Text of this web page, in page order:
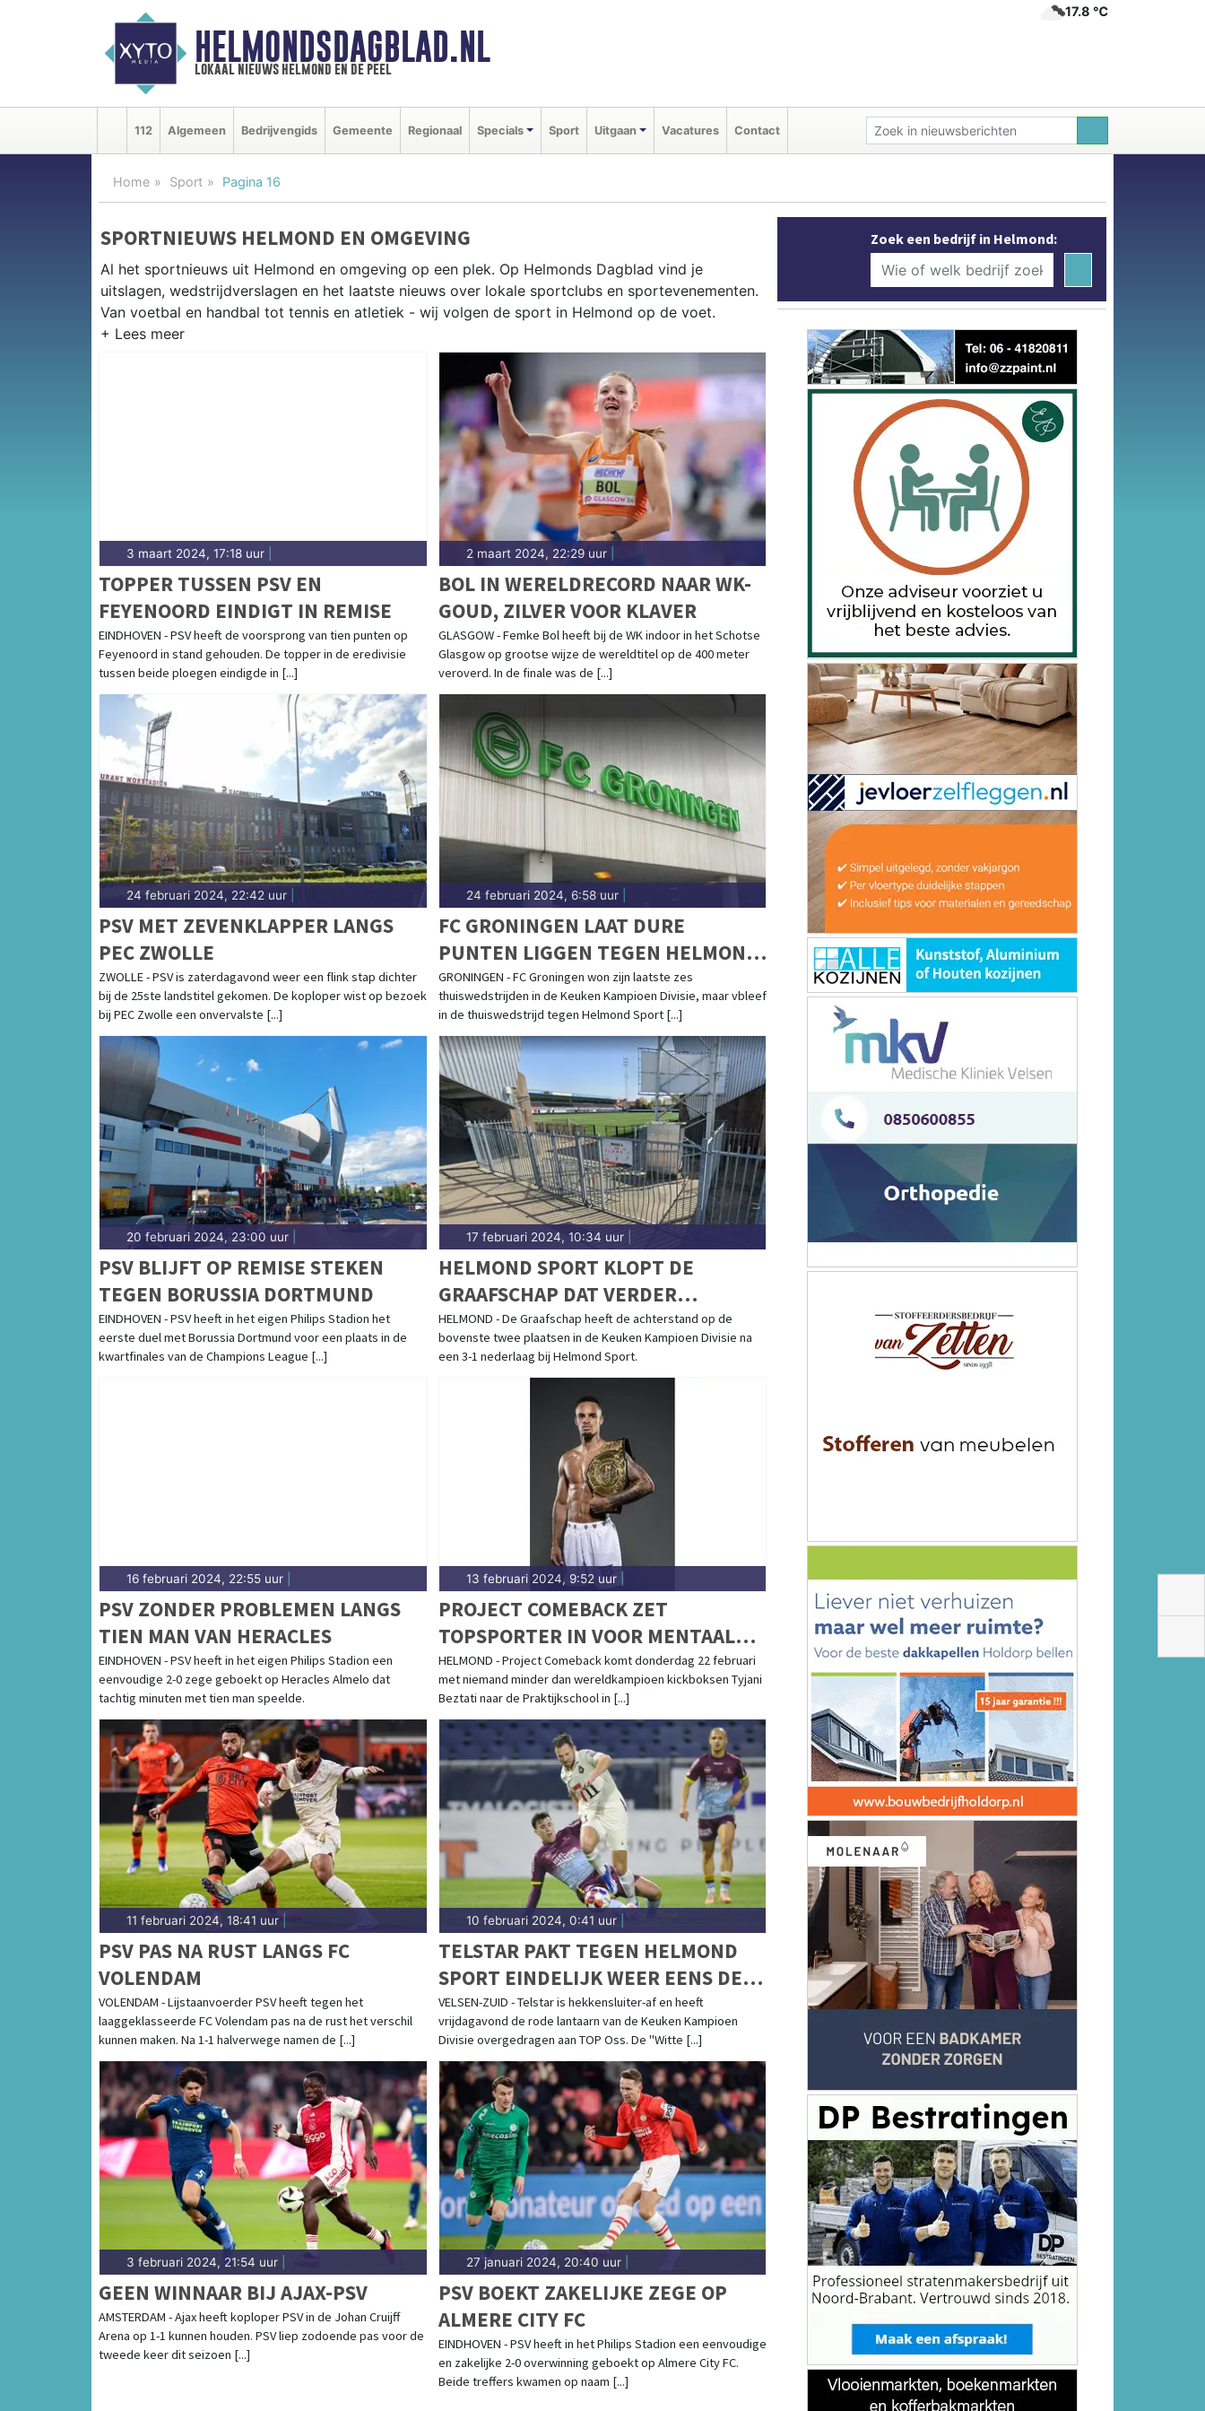
HELMONDSDAGBLAD.NL
lokaal nieuws helmond en de peel
17.8 ℃
112 Algemeen Bedrijvengids Gemeente Regionaal Specials Sport Uitgaan Vacatures Contact
Home Sport Pagina 16
SPORTNIEUWS HELMOND EN OMGEVING
Al het sportnieuws uit Helmond en omgeving op een plek. Op Helmonds Dagblad vind je
uitslagen, wedstrijdverslagen en het laatste nieuws over lokale sportclubs en sportevenementen.
Van voetbal en handbal tot tennis en atletiek - wij volgen de sport in Helmond op de voet.
Van Helmond Sport en SV Helmond tot hockey bij Helmond HC en atletiek bij AV Helmond — de
sportgemeenschap in Helmond is betrokken en actief. Blijf op de hoogte van alle sportieve
3 maart 2024, 17:18 uur
TOPPER TUSSEN PSV EN
FEYENOORD EINDIGT IN REMISE
EINDHOVEN - PSV heeft de voorsprong van tien punten op
Feyenoord in stand gehouden. De topper in de eredivisie
tussen beide ploegen eindigde in [...]
2 maart 2024, 22:29 uur|
BOL IN WERELDRECORD NAAR WK-
GOUD, ZILVER VOOR KLAVER
GLASGOW - Femke Bol heeft bij de WK indoor in het Schotse
Glasgow op grootse wijze de wereldtitel op de 400 meter
veroverd. In de finale was de [...]
24 februari 2024, 22:42 uur
PSV MET ZEVENKLAPPER LANGS
PEC ZWOLLE
ZWOLLE - PSV is zaterdagavond weer een flink stap dichter
bij de 25ste landstitel gekomen. De koploper wist op bezoek
bij PEC Zwolle een onvervalste [...]
24 februari 2024, 6:58 uur|
FC GRONINGEN LAAT DURE
PUNTEN LIGGEN TEGEN HELMOND
SPORT
GRONINGEN - FC Groningen won zijn laatste zes
thuiswedstrijden in de Keuken Kampioen Divisie, maar vbleef
in de thuiswedstrijd tegen Helmond Sport [...]
20 februari 2024, 23:00 uur
PSV BLIJFT OP REMISE STEKEN
TEGEN BORUSSIA DORTMUND
EINDHOVEN - PSV heeft in het eigen Philips Stadion het
eerste duel met Borussia Dortmund voor een plaats in de
kwartfinales van de Champions League [...]
17 februari 2024, 10:34 uur|
HELMOND SPORT KLOPT DE
GRAAFSCHAP DAT VERDER
ACHTEROP RAAKT BIJ KOPLOPERS
HELMOND - De Graafschap heeft de achterstand op de
bovenste twee plaatsen in de Keuken Kampioen Divisie na
een 3-1 nederlaag bij Helmond Sport.
16 februari 2024, 22:55 uur
PSV ZONDER PROBLEMEN LANGS
TIEN MAN VAN HERACLES
EINDHOVEN - PSV heeft in het eigen Philips Stadion een
eenvoudige 2-0 zege geboekt op Heracles Almelo dat
tachtig minuten met tien man speelde.
13 februari 2024, 9:52 uur|
PROJECT COMEBACK ZET
TOPSPORTER IN VOOR MENTAAL
WELZIJN VAN JONGEREN IN
HELMOND
HELMOND - Project Comeback komt donderdag 22 februari
met niemand minder dan wereldkampioen kickboksen Tyjani
Beztati naar de Praktijkschool in [...]
11 februari 2024, 18:41 uur
PSV PAS NA RUST LANGS FC
VOLENDAM
VOLENDAM - Lijstaanvoerder PSV heeft tegen het
laaggeklasseerde FC Volendam pas na de rust het verschil
kunnen maken. Na 1-1 halverwege namen de [...]
10 februari 2024, 0:41 uur|
TELSTAR PAKT TEGEN HELMOND
SPORT EINDELIJK WEER EENS DE
VOLLE BUIT
VELSEN-ZUID - Telstar is hekkensluiter-af en heeft
vrijdagavond de rode lantaarn van de Keuken Kampioen
Divisie overgedragen aan TOP Oss. De "Witte [...]
3 februari 2024, 21:54 uur
GEEN WINNAAR BIJ AJAX-PSV
AMSTERDAM - Ajax heeft koploper PSV in de Johan Cruijff
Arena op 1-1 kunnen houden. PSV liep zodoende pas voor de
tweede keer dit seizoen [...]
27 januari 2024, 20:40 uur|
PSV BOEKT ZAKELIJKE ZEGE OP
ALMERE CITY FC
EINDHOVEN - PSV heeft in het Philips Stadion een eenvoudige
en zakelijke 2-0 overwinning geboekt op Almere City FC.
Beide treffers kwamen op naam [...]
Zoek een bedrijf in Helmond: